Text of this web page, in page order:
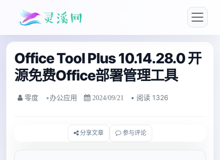
Office Tool Plus 10.14.28.0 开
源免费Office部署管理工具
零度 •办公应用 2024/09/21 • 阅读 1326
分享文章 参与评论